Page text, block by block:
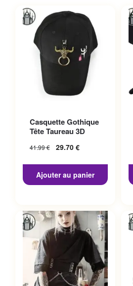
Casquette Gothique
Tête Taureau 3D
41.99€ 29.70 €
Ajouter au panier